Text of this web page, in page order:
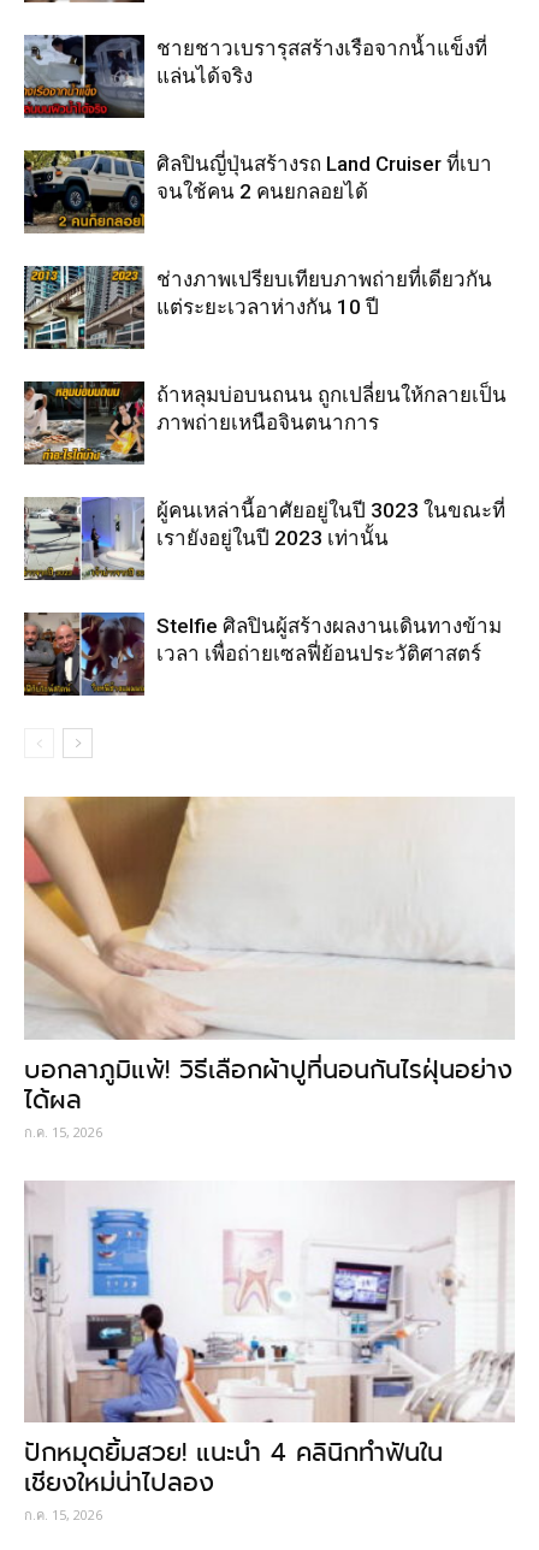
ชายชาวเบรารุสสร้างเรือจากน้ำแข็งที่
แล่นได้จริง
ศิลปินญี่ปุ่นสร้างรถ Land Cruiser ที่เบา
จนใช้คน 2 คนยกลอยได้
ช่างภาพเปรียบเทียบภาพถ่ายที่เดียวกัน
แต่ระยะเวลาห่างกัน 10 ปี
ถ้าหลุมบ่อบนถนน ถูกเปลี่ยนให้กลายเป็น
ภาพถ่ายเหนือจินตนาการ
ผู้คนเหล่านี้อาศัยอยู่ในปี 3023 ในขณะที่
เรายังอยู่ในปี 2023 เท่านั้น
Stelfie ศิลปินผู้สร้างผลงานเดินทางข้าม
เวลา เพื่อถ่ายเซลฟี่ย้อนประวัติศาสตร์
บอกลาภูมิแพ้! วิธีเลือกผ้าปูที่นอนกันไรฝุ่นอย่าง
ได้ผล
ก.ค. 15, 2026
ปักหมุดยิ้มสวย! แนะนำ 4 คลินิกทำฟันใน
เชียงใหม่น่าไปลอง
ก.ค. 15, 2026